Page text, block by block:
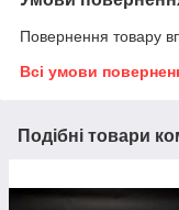
Повернення товару
Всі умови
Подібні товари